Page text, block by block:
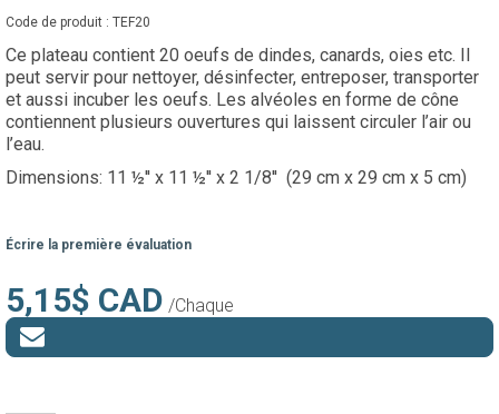
Code de produit : TEF20
Ce plateau contient 20 oeufs de dindes, canards, oies etc. Il
peut servir pour nettoyer, désinfecter, entreposer, transporter
et aussi incuber les oeufs. Les alvéoles en forme de cône
contiennent plusieurs ouvertures qui laissent circuler l’air ou
l’eau.
Dimensions: 11 ½'' x 11 ½'' x 2 1/8'' (29 cm x 29 cm x 5 cm)
Écrire la première évaluation
5,15$ CAD /Chaque